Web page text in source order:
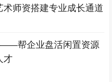
术师资搭建专业成长通道
帮企业盘活闲置资源
才